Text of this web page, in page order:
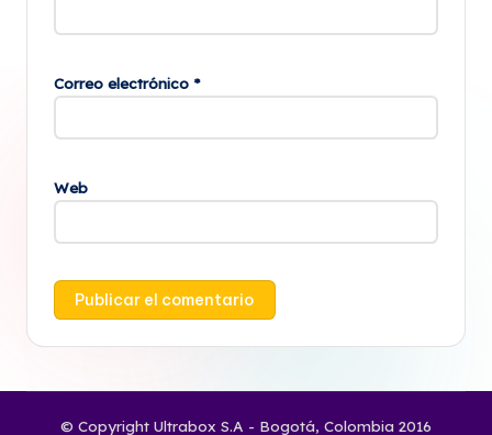
Correo electrónico *
Web
© Copyright Ultrabox S.A - Bogotá, Colombia 2016